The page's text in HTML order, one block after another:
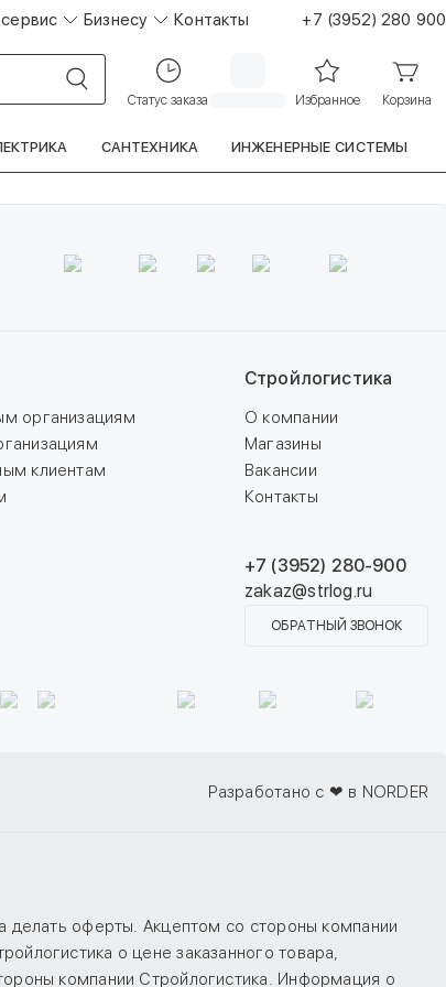
Бизнесу Контакты +7 (3952) 280 900
Статус заказа Избранное Корзина
САНТЕХНИКА ИНЖЕНЕРНЫЕ СИСТЕМЫ
организациям
клиентам
Стройлогистика
О компании
Магазины
Вакансии
Контакты
+7 (3952) 280-900
zakaz@strlog.ru
ОБРАТНЫЙ ЗВОНОК
Разработано с ❤ в NORDER
делать оферты. Акцептом со стороны компании
о цене заказанного товара,
компании Стройлогистика. Информация о